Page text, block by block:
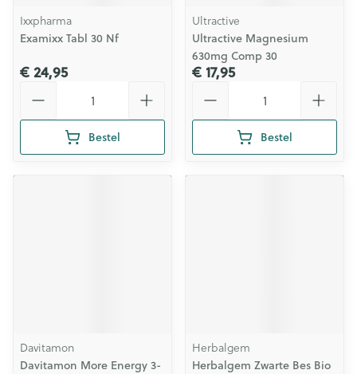
Ixxpharma
Examixx Tabl 30 Nf
€ 24,95
Bestel
Ultractive
Ultractive Magnesium
630mg Comp 30
€ 17,95
Bestel
Davitamon
Davitamon More Energy 3-
Herbalgem
Herbalgem Zwarte Bes Bio